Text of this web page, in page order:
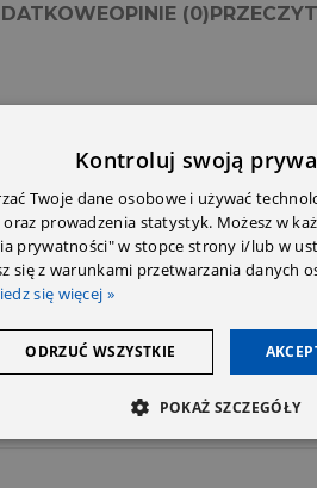
OPINIE (0)
części samochodowych z
do ponad 25 krajów.
co zwiększa szansę na dobrą
z Twoim modelem pojazdu.
Kontroluj swoją
Twoje dane osobowe i używać
oraz prowadzenia statystyk. Możesz w
prywatności" w stopce strony i/lub w
się z warunkami przetwarzania danych
się więcej »
ODRZUĆ WSZYSTKIE
POKAŻ SZCZEGÓŁY